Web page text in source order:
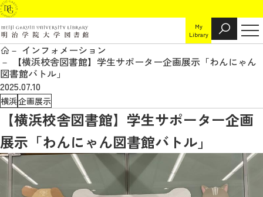
My
Library
インフォメーション
【横浜校舎図書館】学生サポーター企画展示「わんにゃん
図書館バトル」
2025.07.10
横浜企画展示
【横浜校舎図書館】学生サポーター企画
展示「わんにゃん図書館バトル」